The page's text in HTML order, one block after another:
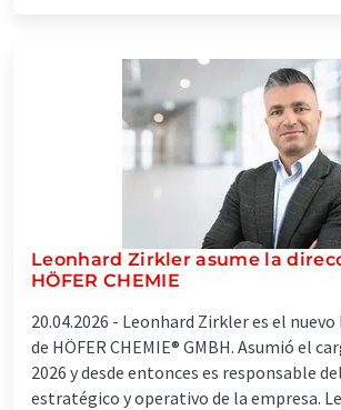
Leonhard Zirkler asume la
HÖFER CHEMIE
20.04.2026 - Leonhard Zirkler es el
de HÖFER CHEMIE® GMBH. Asumió el
2026 y desde entonces es responsable
estratégico y operativo de la empresa.